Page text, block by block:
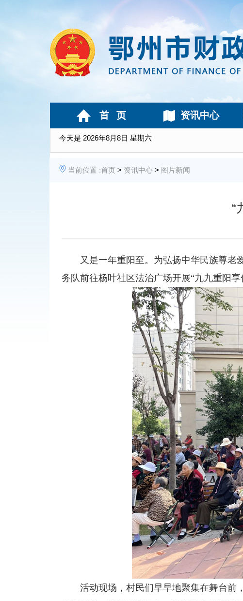
今天是 2026年8月8日 星期六
首 页 资讯中心
当前位置 :首页 > 资讯中心 > 图片新闻
“
又是一年重阳至。为弘扬中华民族尊老爱
务队前往杨叶社区法治广场开展“九九重阳享
活动现场，村民们早早地聚集在舞台前，